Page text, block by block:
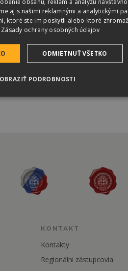
KONTAKT
Kontakty
Regionálni zástupcovia
aj s našimi reklamnými a analytickými
ktoré ste im poskytli alebo ktoré
Zásady ochrany osobných údajov
ODMIETNUŤ VŠETKO
PODROBNOSTI